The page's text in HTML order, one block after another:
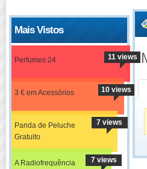
Mais Vistos
Perfumes 24 11 views
3 € em Acessórios 10 views
Panda de Peluche
Gratuito
7 views
A Radiofrequência
7 views